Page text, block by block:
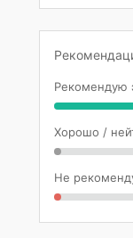
Рекомендую
Хорошо /
Не